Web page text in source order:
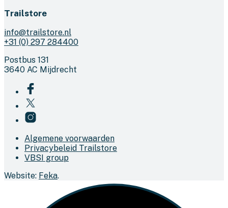
Trailstore
info@trailstore.nl
+31 (0) 297 284400
Postbus 131
3640 AC Mijdrecht
Algemene voorwaarden
Privacybeleid Trailstore
VBSI group
Website: Feka.